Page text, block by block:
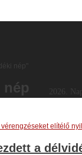
2026.
nép"
a